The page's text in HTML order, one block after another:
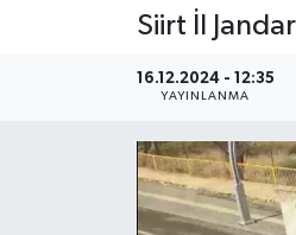
Siirt İl
16.12.2024 - 12:35
YAYINLANMA
KÜLTÜR-SANAT
SAĞLIK-YAŞAM
Süper Lig Puan Durumu
Tüm Manşetler
Son Dakika Haberleri
Haber Arşivi